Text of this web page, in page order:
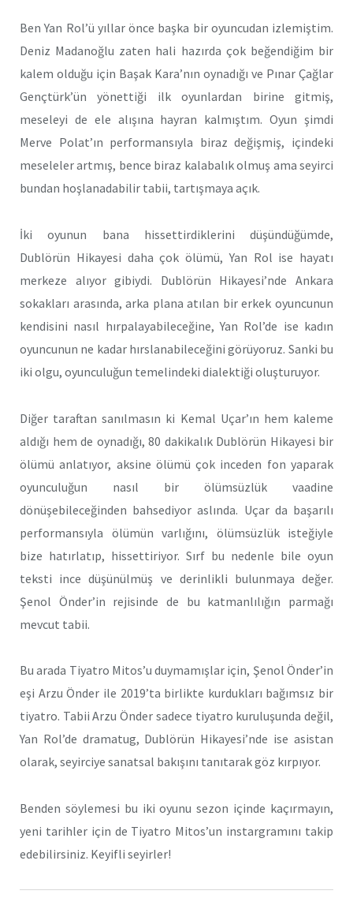
Ben Yan Rol’ü yıllar önce başka bir oyuncudan izlemiştim.
Deniz Madanoğlu zaten hali hazırda çok beğendiğim bir
kalem olduğu için Başak Kara’nın oynadığı ve Pınar Çağlar
Gençtürk’ün yönettiği ilk oyunlardan birine gitmiş,
meseleyi de ele alışına hayran kalmıştım. Oyun şimdi
Merve Polat’ın performansıyla biraz değişmiş, içindeki
meseleler artmış, bence biraz kalabalık olmuş ama seyirci
bundan hoşlanadabilir tabii, tartışmaya açık.
İki oyunun bana hissettirdiklerini düşündüğümde,
Dublörün Hikayesi daha çok ölümü, Yan Rol ise hayatı
merkeze alıyor gibiydi. Dublörün Hikayesi’nde Ankara
sokakları arasında, arka plana atılan bir erkek oyuncunun
kendisini nasıl hırpalayabileceğine, Yan Rol’de ise kadın
oyuncunun ne kadar hırslanabileceğini görüyoruz. Sanki bu
iki olgu, oyunculuğun temelindeki dialektiği oluşturuyor.
Diğer taraftan sanılmasın ki Kemal Uçar’ın hem kaleme
aldığı hem de oynadığı, 80 dakikalık Dublörün Hikayesi bir
ölümü anlatıyor, aksine ölümü çok inceden fon yaparak
oyunculuğun nasıl bir ölümsüzlük vaadine
dönüşebileceğinden bahsediyor aslında. Uçar da başarılı
performansıyla ölümün varlığını, ölümsüzlük isteğiyle
bize hatırlatıp, hissettiriyor. Sırf bu nedenle bile oyun
teksti ince düşünülmüş ve derinlikli bulunmaya değer.
Şenol Önder’in rejisinde de bu katmanlılığın parmağı
mevcut tabii.
Bu arada Tiyatro Mitos’u duymamışlar için, Şenol Önder’in
eşi Arzu Önder ile 2019’ta birlikte kurdukları bağımsız bir
tiyatro. Tabii Arzu Önder sadece tiyatro kuruluşunda değil,
Yan Rol’de dramatug, Dublörün Hikayesi’nde ise asistan
olarak, seyirciye sanatsal bakışını tanıtarak göz kırpıyor.
Benden söylemesi bu iki oyunu sezon içinde kaçırmayın,
yeni tarihler için de Tiyatro Mitos’un instargramını takip
edebilirsiniz. Keyifli seyirler!